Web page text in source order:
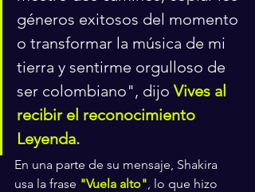
géneros exitosos del momento
o transformar la música de mi
tierra y sentirme orgulloso de
ser colombiano", dijo Vives al
recibir el reconocimiento
Leyenda.
En una parte de su mensaje, Shakira
usa la frase "Vuela alto" , lo que hizo